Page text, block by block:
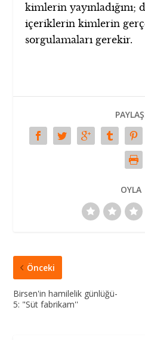
kimlerin yayınladığını;
içeriklerin kimlerin
sorgulamaları gerekir.
OYLA
Önceki
Birsen'in hamilelik günlüğü-
5: "Süt fabrikam''